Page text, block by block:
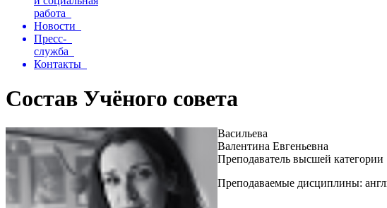
работа
Новости
Пресс-
служба
Контакты
Состав Учёного совета
Васильева
Валентина Евгеньевна
Преподаватель высшей категории
Преподаваемые дисциплины: